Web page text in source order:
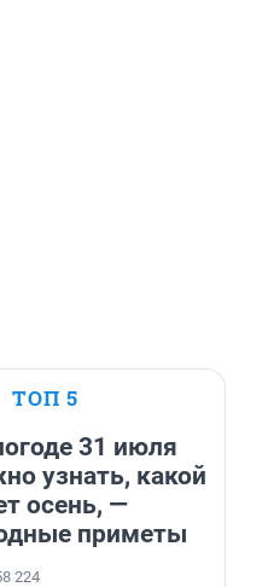
ТОП 5
31 июля
узнать, какой
осень, —
приметы
224